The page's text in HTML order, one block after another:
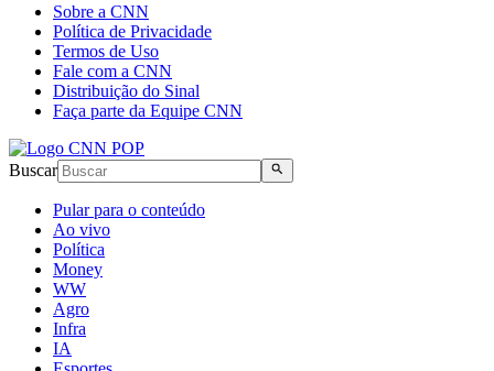
Sobre a CNN
Política de Privacidade
Termos de Uso
Fale com a CNN
Distribuição do Sinal
Faça parte da Equipe CNN
Buscar
Pular para o conteúdo
Ao vivo
Política
Money
WW
Agro
Infra
IA